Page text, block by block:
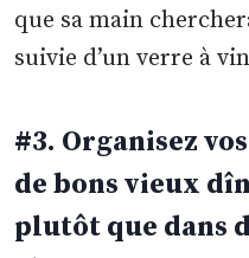
que sa main
suivie d’un verre à
#3. Organisez
de bons vieux
plutôt que dans